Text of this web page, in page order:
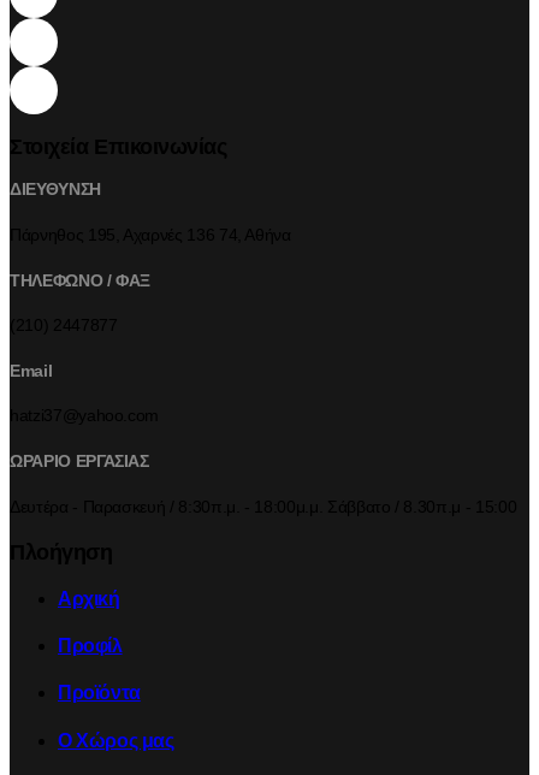
ΔΙΕΥΘΥΝΣΗ
ΤΗΛΕΦΩΝΟ / ΦΑΞ
Email
ΩΡΑΡΙΟ ΕΡΓΑΣΙΑΣ
Αρχική
Προφίλ
Προϊόντα
Ο Χώρος μας